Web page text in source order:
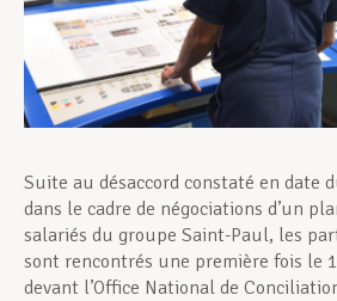
Actualités
Suite au désaccord constaté en date
dans le cadre de négociations d’un
salariés du groupe Saint-Paul, les
sont rencontrés une première fois le
devant l’Office National de